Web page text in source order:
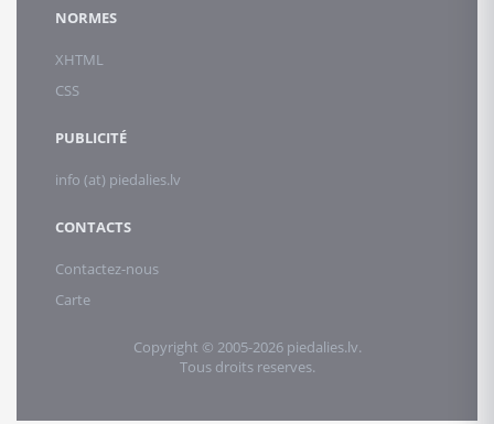
NORMES
XHTML
CSS
PUBLICITÉ
info (at) piedalies.lv
CONTACTS
Contactez-nous
Carte
Copyright © 2005-2026 piedalies.lv.
Tous droits reserves.